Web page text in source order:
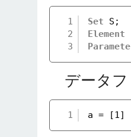
1
2
3
Set
S;
Element
データフ
1 a = [1]